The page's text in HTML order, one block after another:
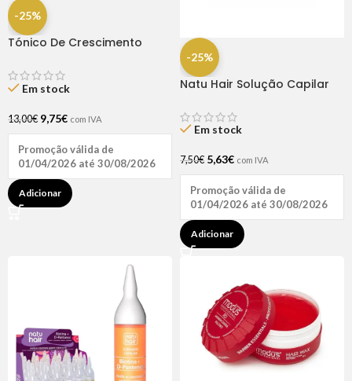
-25%
Tónico De Crescimento
Em stock
13,00€ 9,75€ com IVA
Promoção válida de
01/04/2026 até 30/08/2026
Adicionar
-25%
Natu Hair Solução Capilar
Em stock
7,50€ 5,63€ com IVA
Promoção válida de
01/04/2026 até 30/08/2026
Adicionar